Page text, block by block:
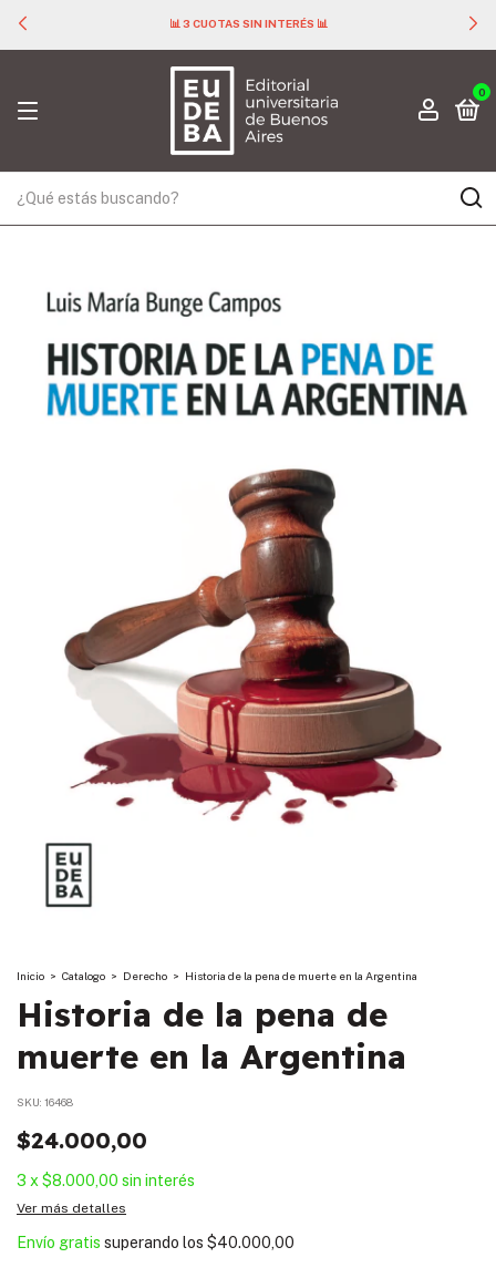
📊 3 CUOTAS SIN INTERÉS 📊
0
Inicio > Catalogo > Derecho > Historia de la pena de muerte en la Argentina
Historia de la pena de
muerte en la Argentina
SKU: 16468
$24.000,00
3 x$8.000,00 sin interés
Ver más detalles
Envío gratis superando los $40.000,00